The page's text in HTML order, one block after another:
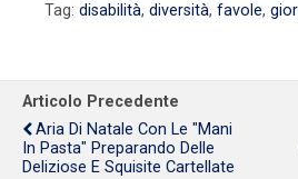
Tag: disabilità, diversità, favole,
Articolo Precedente
Aria Di Natale Con Le "mani
In Pasta" Preparando Delle
Deliziose E Squisite Cartellate